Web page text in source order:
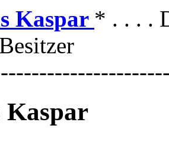
Kaspar * . . . .
Kaspar